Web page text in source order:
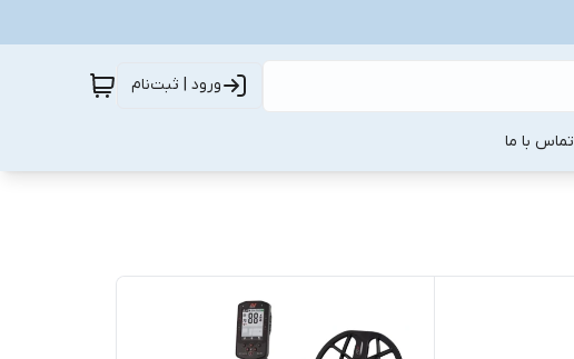
ورود | ثبت‌نام
تماس با ما